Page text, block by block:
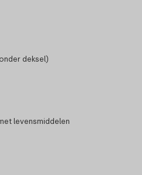
deksel)
levensmiddelen